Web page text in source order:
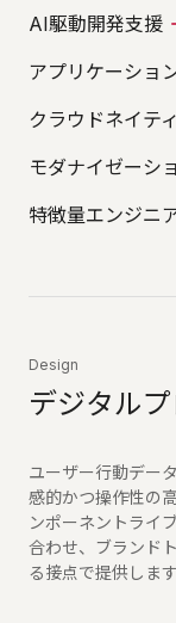
AI駆動開発支援
アプリケーショ
クラウドネイテ
モダナイゼーシ
特徴量エンジニ
Design
デジタル
ユーザー行動デー
感的かつ操作性の
ンポーネントライ
合わせ、ブランド
る接点で提供します